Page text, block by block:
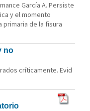
García A. Persiste
y el momento
primaria de la fisura
no
críticamente. Evid